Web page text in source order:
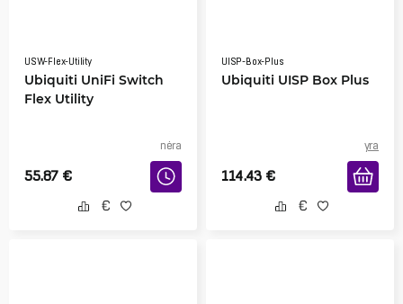
USW-Flex-Utility
Ubiquiti UniFi Switch
Flex Utility
nėra
55.87 €
UISP-Box-Plus
Ubiquiti UISP Box Plus
yra
114.43 €